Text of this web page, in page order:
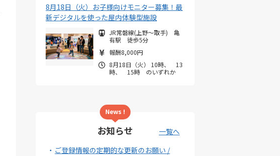
8月18日（火）お子様向けモニター募集！最
新デジタルを使った屋内体験型施設
JR常磐線(上野～取手) 亀
有駅 徒歩5分
報酬8,000円
8月18日（火） 10時、 13
時、 15時 のいずれか
News !
お知らせ
一覧へ
ご登録情報の定期的な更新のお願い /